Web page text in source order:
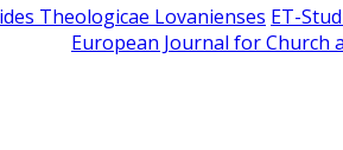
Theologicae Lovanienses ET-
European Journal for Church